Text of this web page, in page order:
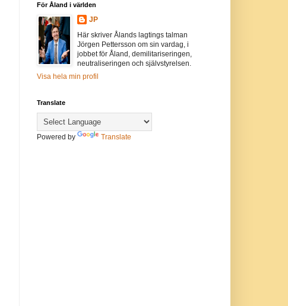
För Åland i världen
JP
Här skriver Ålands lagtings talman
Jörgen Pettersson om sin vardag, i
jobbet för Åland, demilitariseringen,
neutraliseringen och självstyrelsen.
Visa hela min profil
Translate
Powered by Translate